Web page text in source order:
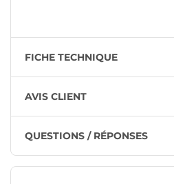
FICHE TECHNIQUE
AVIS CLIENT
QUESTIONS / RÉPONSES